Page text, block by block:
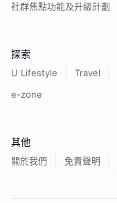
社群焦點功能及升級計劃
探索
U Lifestyle Travel
e-zone
其他
關於我們 免責聲明